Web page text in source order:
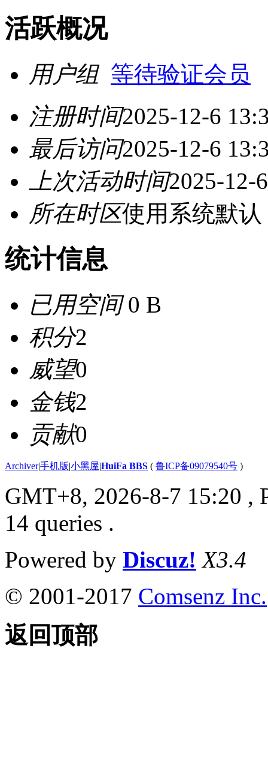
活跃概况
用户组 等待验证会员
注册时间2025-12-6
最后访问2025-12-6
上次活动时间2025-12-
所在时区使用系统默认
统计信息
已用空间0 B
积分2
威望0
金钱2
贡献0
Archiver|手机版|小黑屋|HuiFa BBS ( 鲁ICP备09079540号 )
GMT+8, 2026-8-7 15:20 ,
14 queries .
Powered by Discuz! X3.4
© 2001-2017 Comsenz Inc.
返回顶部